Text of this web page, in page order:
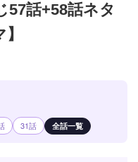
57話+58話ネタ
31話 全話一覧